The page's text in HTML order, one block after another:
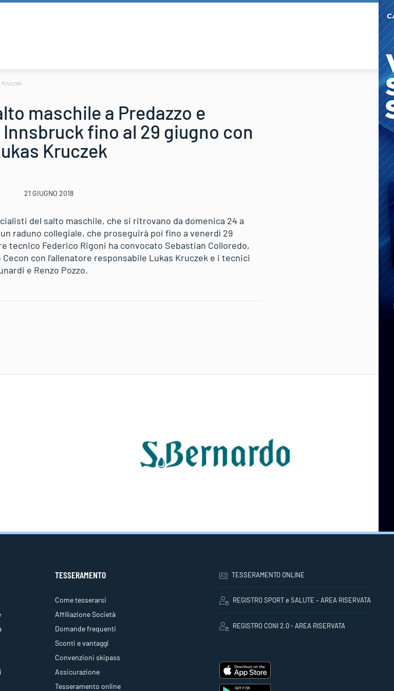
maschile a Predazzo e
fino al 29 giugno con
Kruczek
21 GIUGNO 2018
del salto maschile, che si ritrovano da domenica 24 a
raduno collegiale, che proseguirà poi fino a venerdì 29
tecnico Federico Rigoni ha convocato Sebastian Colloredo,
con l’allenatore responsabile Lukas Kruczek e i tecnici
e Renzo Pozzo.
TESSERAMENTO
Come tesserarsi
Affiliazione Società
Domande frequenti
Sconti e vantaggi
Convenzioni skipass
Assicurazione
Tesseramento online
TESSERAMENTO ONLINE
REGISTRO SPORT e SALUTE – AREA RISERVATA
REGISTRO CONI 2.0 - AREA RISERVATA